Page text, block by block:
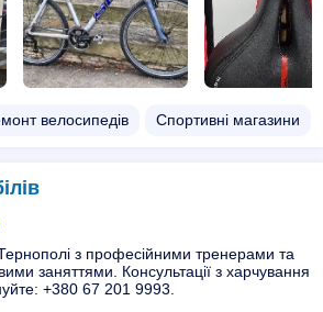
велосипедів Спортивні магазини
з професійними тренерами та
заняттями. Консультації з харчування
+380 67 201 9993.